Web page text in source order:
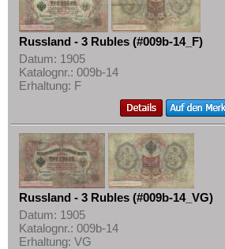
Russland - 3 Rubles (#009b-14_F)
Datum: 1905
Katalognr.: 009b-14
Erhaltung: F
Russland - 3 Rubles (#009b-14_VG)
Datum: 1905
Katalognr.: 009b-14
Erhaltung: VG